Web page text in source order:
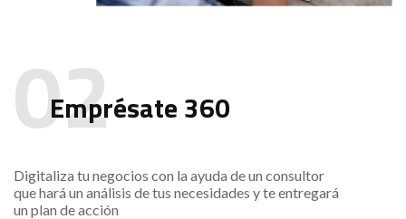
Emprésate 360
Digitaliza tu negocios con la ayuda de un consultor
que hará un análisis de tus necesidades y te entregará
un plan de acción